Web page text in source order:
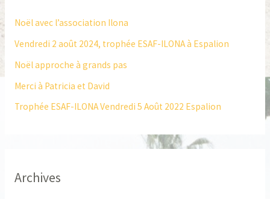
h
e
r
Noël avec l’association Ilona
Vendredi 2 août 2024, trophée ESAF-ILONA à Espalion
Noël approche à grands pas
Merci à Patricia et David
Trophée ESAF-ILONA Vendredi 5 Août 2022 Espalion
Archives